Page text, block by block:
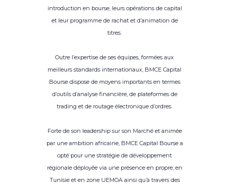
introduction en bourse, leurs opérations de capital
et leur programme de rachat et d’animation de
titres.
Outre l’expertise de ses équipes, formées aux
meilleurs standards internationaux, BMCE Capital
Bourse dispose de moyens importants en termes
d’outils d’analyse financière, de plateformes de
trading et de routage électronique d’ordres.
Forte de son leadership sur son Marché et animée
par une ambition africaine, BMCE Capital Bourse a
opté pour une stratégie de développement
régionale déployée via une présence en propre, en
Tunisie et en zone UEMOA ainsi qu’à travers des